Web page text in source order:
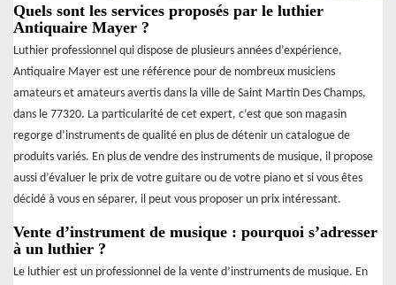
Quels sont les services proposés par le luthier
Antiquaire Mayer ?
Luthier professionnel qui dispose de plusieurs années d’expérience,
Antiquaire Mayer est une référence pour de nombreux musiciens
amateurs et amateurs avertis dans la ville de Saint Martin Des Champs,
dans le 77320. La particularité de cet expert, c’est que son magasin
regorge d’instruments de qualité en plus de détenir un catalogue de
produits variés. En plus de vendre des instruments de musique, il propose
aussi d’évaluer le prix de votre guitare ou de votre piano et si vous êtes
décidé à vous en séparer, il peut vous proposer un prix intéressant.
Vente d’instrument de musique : pourquoi s’adresser
à un luthier ?
Le luthier est un professionnel de la vente d’instruments de musique. En